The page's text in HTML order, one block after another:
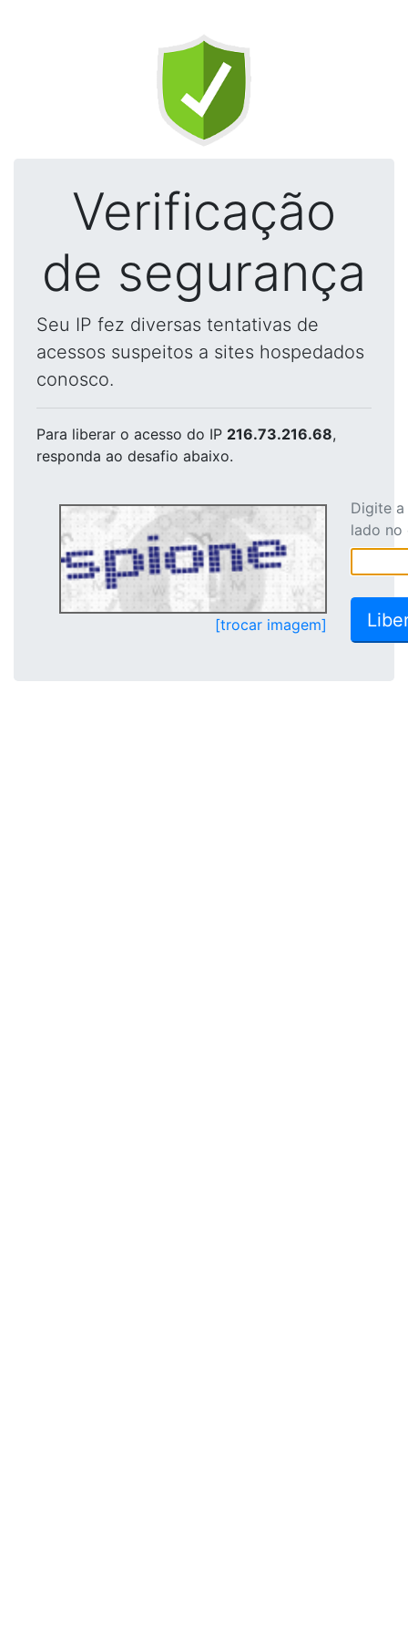
Verificação
de segurança
Seu IP fez diversas tentativas de
acessos suspeitos a sites hospedados
conosco.
Para liberar o acesso do IP 216.73.216.68,
responda ao desafio abaixo.
[trocar imagem]
Digite
lado no